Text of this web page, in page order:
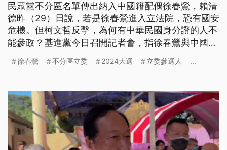
民眾黨不分區名單傳出納入中國籍配偶徐春鶯，賴清
德昨（29）日說，若是徐春鶯進入立法院，恐有國安
危機。但柯文哲反擊，為何有中華民國身分證的人不
能參政？基進黨今日召開記者會，指徐春鶯與中國統
國安考量為最高標準。
徐春鶯 不分區立委 2024大選 立委參選人 ...